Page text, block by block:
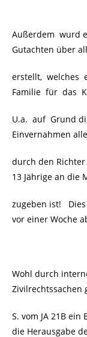
Außerdem wurd
Gutachten über
erstellt, welches
Familie für das
U.a. auf Grund
Einvernahmen
durch den Richter
13 Jährige an die
zugeben ist! Dies
vor einer Woche
Wohl durch
Zivilrechtssachen
S. vom JA 21B
die Herausgabe